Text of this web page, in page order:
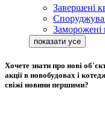
Завершені
Хочете знати про нові
акції в новобудовах і
свіжі новини першими?